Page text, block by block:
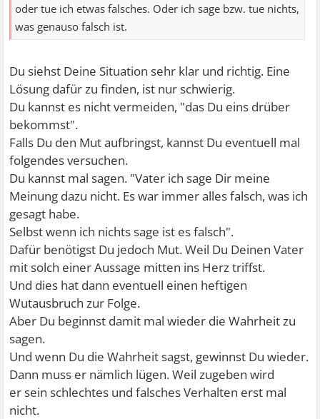
oder tue ich etwas falsches. Oder ich sage bzw. tue nichts,
was genauso falsch ist.
Du siehst Deine Situation sehr klar und richtig. Eine
Lösung dafür zu finden, ist nur schwierig.
Du kannst es nicht vermeiden, "das Du eins drüber
bekommst".
Falls Du den Mut aufbringst, kannst Du eventuell mal
folgendes versuchen.
Du kannst mal sagen. "Vater ich sage Dir meine
Meinung dazu nicht. Es war immer alles falsch, was ich
gesagt habe.
Selbst wenn ich nichts sage ist es falsch".
Dafür benötigst Du jedoch Mut. Weil Du Deinen Vater
mit solch einer Aussage mitten ins Herz triffst.
Und dies hat dann eventuell einen heftigen
Wutausbruch zur Folge.
Aber Du beginnst damit mal wieder die Wahrheit zu
sagen.
Und wenn Du die Wahrheit sagst, gewinnst Du wieder.
Dann muss er nämlich lügen. Weil zugeben wird
er sein schlechtes und falsches Verhalten erst mal
nicht.